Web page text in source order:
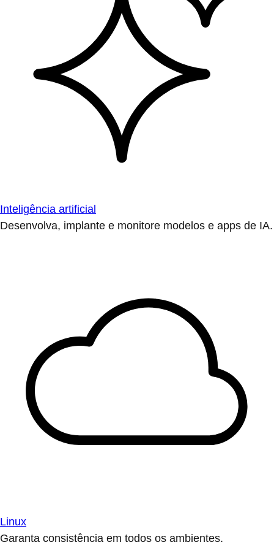
Inteligência artificial
Desenvolva, implante e monitore modelos e apps de IA.
Linux
Garanta consistência em todos os ambientes.